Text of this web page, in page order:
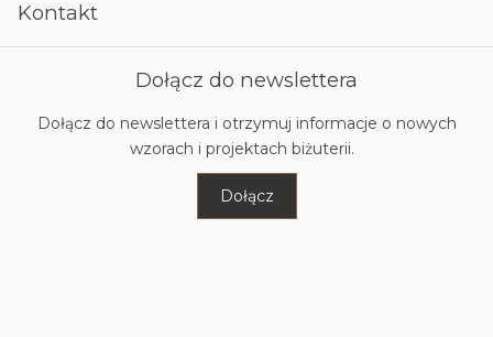
Kontakt
Dołącz do newslettera
Dołącz do newslettera i otrzymuj informacje o nowych
wzorach i projektach biżuterii.
Dołącz